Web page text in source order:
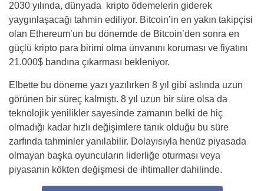
2030 yılında, dünyada kripto ödemelerin giderek
yaygınlaşacağı tahmin ediliyor. Bitcoin’in en yakın takipçisi
olan Ethereum’un bu dönemde de Bitcoin’den sonra en
güçlü kripto para birimi olma ünvanını koruması ve fiyatını
21.000$ bandına çıkarması bekleniyor.
Elbette bu döneme yazı yazılırken 8 yıl gibi aslında uzun
görünen bir süreç kalmıştı. 8 yıl uzun bir süre olsa da
teknolojik yenilikler sayesinde zamanın belki de hiç
olmadığı kadar hızlı değişimlere tanık olduğu bu süre
zarfında tahminler yanılabilir. Dolayısıyla henüz piyasada
olmayan başka oyuncuların liderliğe oturması veya
piyasanın kökten değişmesi de ihtimaller dahilinde.